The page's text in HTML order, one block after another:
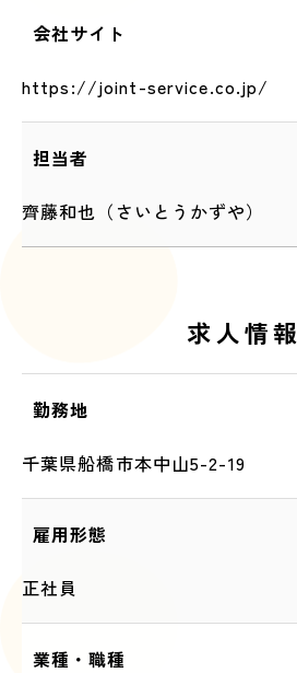
会社サイト
https://joint-service.co.jp/
担当者
齊藤和也（さいとうかずや）
求人情報
勤務地
千葉県船橋市本中山5-2-19
雇用形態
正社員
業種・職種